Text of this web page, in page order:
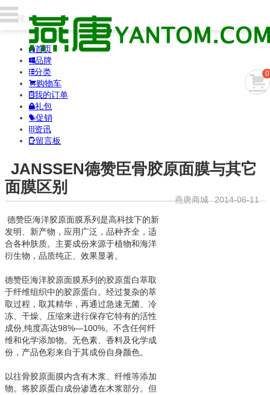
0
首页
品牌
分类
购物车
我的订单
礼包
促销
资讯
留言板
JANSSEN德赞臣骨胶原面膜与其它
面膜区别
燕唐商城 2014-06-11
德赞臣海洋胶原面膜系列是高科技下的新
发明、新产物，应用广泛，品种齐全，适
合各种肤质。主要成份来源于植物和海洋
衍生物，品质纯正、效果显著。
德赞臣海洋胶原面膜系列的胶原蛋白萃取
于纤维组织中的胶原蛋白。经过复杂的萃
取过程，取其精华，再通过急速无菌、冷
冻、干燥、压缩来进行保存它特有的活性
成份,纯度高达98%—100%。不含任何纤
维和化学添加物。无色素、香料及化学成
份，产品色彩来自于其成份自身颜色。
以往骨胶原面膜内含有木浆、纤维等添加
物。将胶原蛋白成份渗透在木浆部分。但